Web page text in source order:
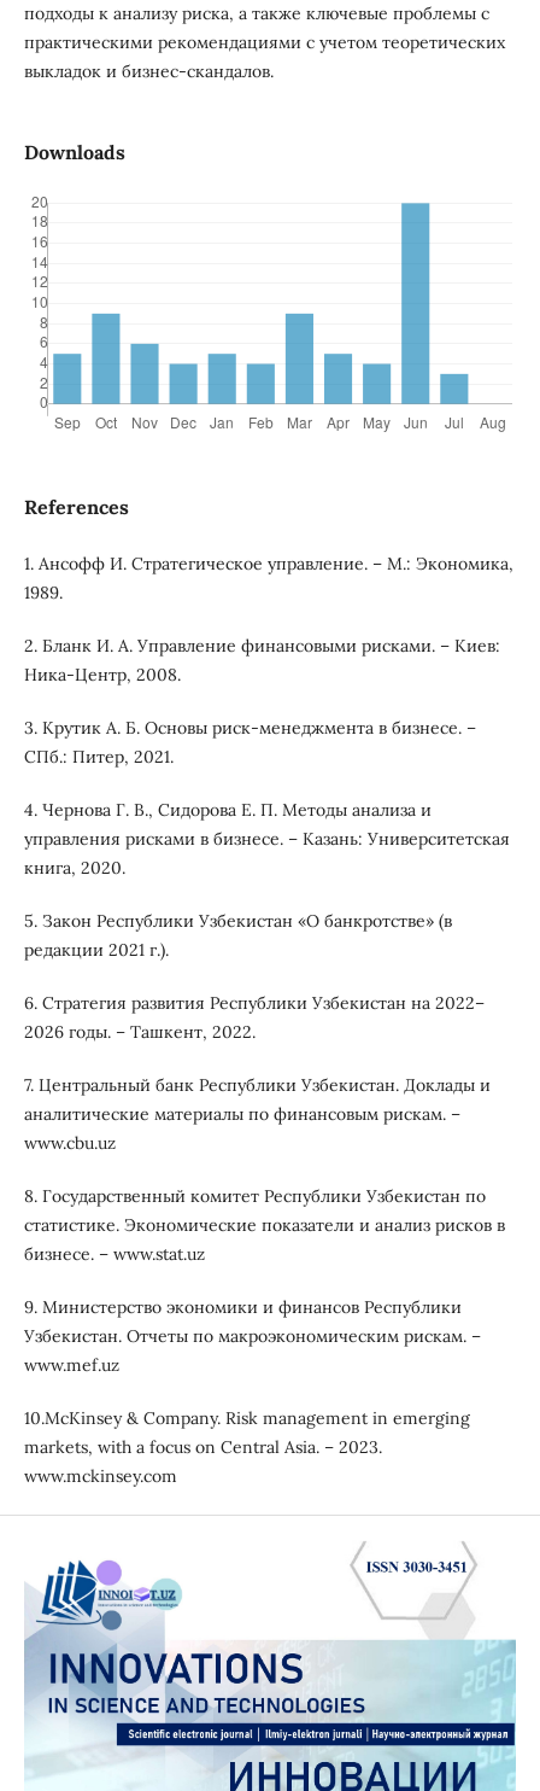
подходы к анализу риска, а также ключевые проблемы с
практическими рекомендациями с учетом теоретических
выкладок и бизнес-скандалов.
Downloads
References
1. Ансофф И. Стратегическое управление. – М.: Экономика,
1989.
2. Бланк И. А. Управление финансовыми рисками. – Киев:
Ника-Центр, 2008.
3. Крутик А. Б. Основы риск-менеджмента в бизнесе. –
СПб.: Питер, 2021.
4. Чернова Г. В., Сидорова Е. П. Методы анализа и
управления рисками в бизнесе. – Казань: Университетская
книга, 2020.
5. Закон Республики Узбекистан «О банкротстве» (в
редакции 2021 г.).
6. Стратегия развития Республики Узбекистан на 2022–
2026 годы. – Ташкент, 2022.
7. Центральный банк Республики Узбекистан. Доклады и
аналитические материалы по финансовым рискам. –
www.cbu.uz
8. Государственный комитет Республики Узбекистан по
статистике. Экономические показатели и анализ рисков в
бизнесе. – www.stat.uz
9. Министерство экономики и финансов Республики
Узбекистан. Отчеты по макроэкономическим рискам. –
www.mef.uz
10.McKinsey & Company. Risk management in emerging
markets, with a focus on Central Asia. – 2023.
www.mckinsey.com